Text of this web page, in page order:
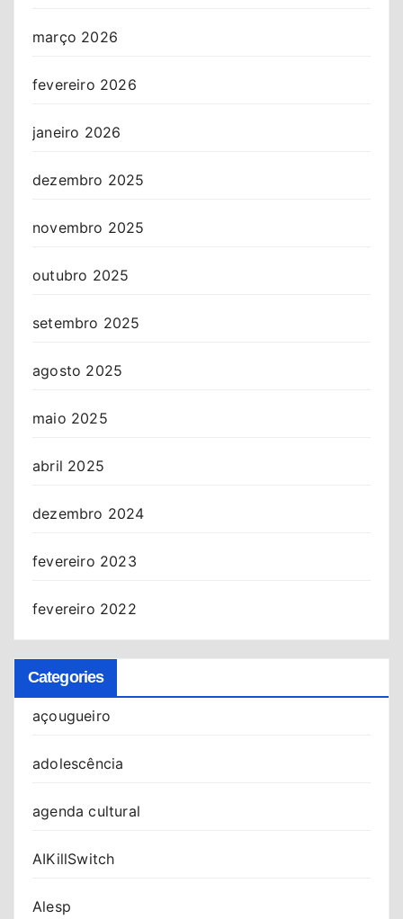
março 2026
fevereiro 2026
janeiro 2026
dezembro 2025
novembro 2025
outubro 2025
setembro 2025
agosto 2025
maio 2025
abril 2025
dezembro 2024
fevereiro 2023
fevereiro 2022
Categories
açougueiro
adolescência
agenda cultural
AIKillSwitch
Alesp